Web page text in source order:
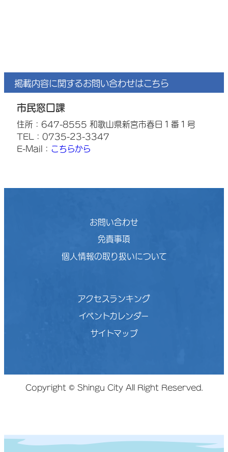
掲載内容に関するお問い合わせはこちら
市民窓口課
住所：647-8555 和歌山県新宮市春日１番１号
TEL：0735-23-3347
E-Mail： こちらから
お問い合わせ
免責事項
個人情報の取り扱いについて
アクセスランキング
イベントカレンダー
サイトマップ
Copyright © Shingu City All Right Reserved.